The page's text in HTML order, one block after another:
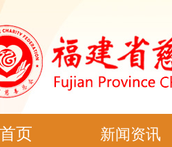
首页 新闻资讯